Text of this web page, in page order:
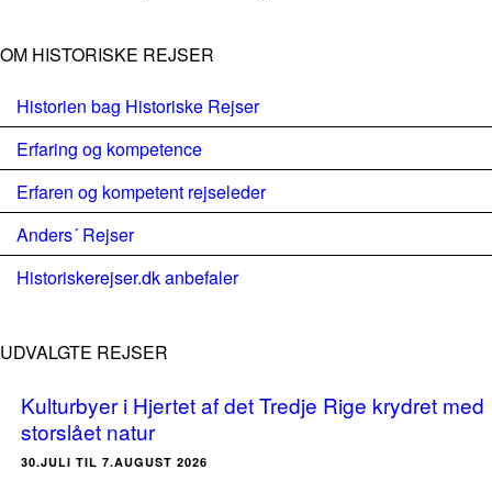
OM HISTORISKE REJSER
Historien bag Historiske Rejser
Erfaring og kompetence
Erfaren og kompetent rejseleder
Anders´ Rejser
Historiskerejser.dk anbefaler
UDVALGTE REJSER
Kulturbyer i Hjertet af det Tredje Rige krydret med
storslået natur
30.JULI TIL 7.AUGUST 2026